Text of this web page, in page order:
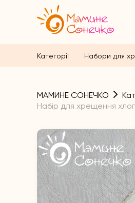
Категорії Набори для
МАМИНЕ СОНЕЧКО
Набір для хрещення